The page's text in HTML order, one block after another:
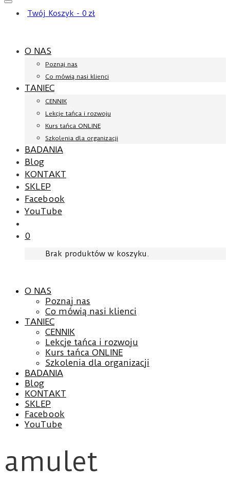
Twój Koszyk - 0 zł
O NAS
Poznaj nas
Co mówią nasi klienci
TANIEC
CENNIK
Lekcje tańca i rozwoju
Kurs tańca ONLINE
Szkolenia dla organizacji
BADANIA
Blog
KONTAKT
SKLEP
Facebook
YouTube
0
Brak produktów w koszyku.
O NAS
Poznaj nas
Co mówią nasi klienci
TANIEC
CENNIK
Lekcje tańca i rozwoju
Kurs tańca ONLINE
Szkolenia dla organizacji
BADANIA
Blog
KONTAKT
SKLEP
Facebook
YouTube
amulet